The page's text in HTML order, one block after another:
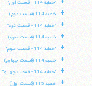
"خطبه 114 - قسمت اول"
+ خطبه 114 (قسمت دوم)
+ "خطبه 114 - قسمت دوم"
+ خطبه 114 (قسمت سوم)
+ "خطبه 114 - قسمت سوم"
+ خطبه 114 (قسمت چهارم)
+ "خطبه 114 - قسمت چهارم"
+ خطبه 115 (قسمت اول)